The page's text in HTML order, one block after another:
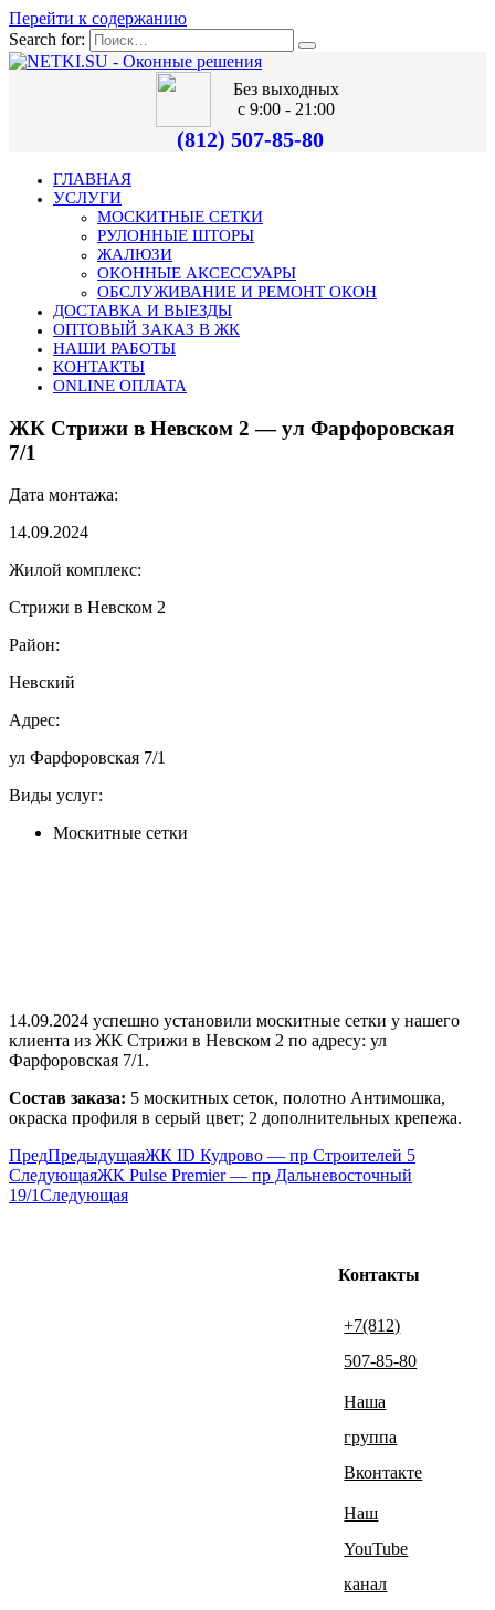
Перейти к содержанию
Search for:
Без выходных
с 9:00 - 21:00
(812) 507-85-80
ГЛАВНАЯ
УСЛУГИ
МОСКИТНЫЕ СЕТКИ
РУЛОННЫЕ ШТОРЫ
ЖАЛЮЗИ
ОКОННЫЕ АКСЕССУАРЫ
ОБСЛУЖИВАНИЕ И РЕМОНТ ОКОН
ДОСТАВКА И ВЫЕЗДЫ
ОПТОВЫЙ ЗАКАЗ В ЖК
НАШИ РАБОТЫ
КОНТАКТЫ
ONLINE ОПЛАТА
ЖК Стрижи в Невском 2 — ул Фарфоровская
7/1
Дата монтажа:
14.09.2024
Жилой комплекс:
Стрижи в Невском 2
Район:
Невский
Адрес:
ул Фарфоровская 7/1
Виды услуг:
Москитные сетки
14.09.2024 успешно установили москитные сетки у нашего
клиента из ЖК Стрижи в Невском 2 по адресу: ул
Фарфоровская 7/1.
Состав заказа: 5 москитных сеток, полотно Антимошка,
окраска профиля в серый цвет; 2 дополнительных крепежа.
ПредПредыдущаяЖК ID Кудрово — пр Строителей 5
СледующаяЖК Pulse Premier — пр Дальневосточный
19/1Следующая
Контакты
+7(812)
507-85-80
Наша
группа
Вконтакте
Наш
YouTube
канал